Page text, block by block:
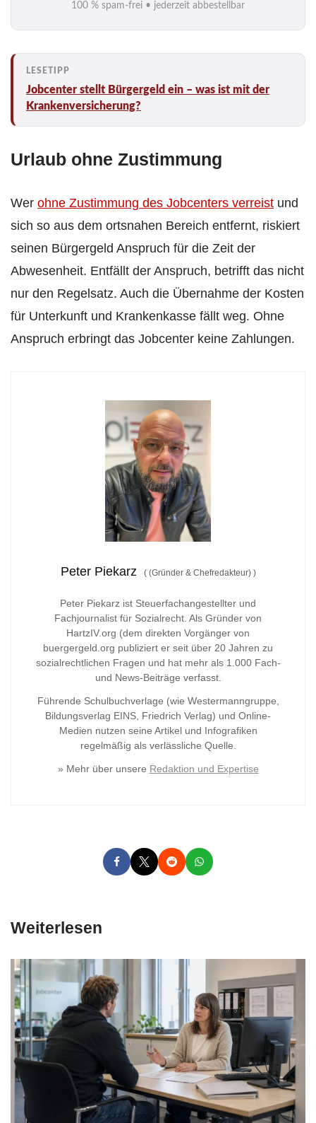
l
*
100 % spam-frei • jederzeit abbestellbar
Jobcenter stellt Bürgergeld ein – was ist mit der
Krankenversicherung?
Urlaub ohne Zustimmung
Wer ohne Zustimmung des Jobcenters verreist und
sich so aus dem ortsnahen Bereich entfernt, riskiert
seinen Bürgergeld Anspruch für die Zeit der
Abwesenheit. Entfällt der Anspruch, betrifft das nicht
nur den Regelsatz. Auch die Übernahme der Kosten
für Unterkunft und Krankenkasse fällt weg. Ohne
Anspruch erbringt das Jobcenter keine Zahlungen.
Peter Piekarz ((Gründer & Chefredakteur) )
Peter Piekarz ist Steuerfachangestellter und
Fachjournalist für Sozialrecht. Als Gründer von
HartzIV.org (dem direkten Vorgänger von
buergergeld.org publiziert er seit über 20 Jahren zu
sozialrechtlichen Fragen und hat mehr als 1.000 Fach-
und News-Beiträge verfasst.
Führende Schulbuchverlage (wie Westermanngruppe,
Bildungsverlag EINS, Friedrich Verlag) und Online-
Medien nutzen seine Artikel und Infografiken
regelmäßig als verlässliche Quelle.
» Mehr über unsere Redaktion und Expertise
Weiterlesen